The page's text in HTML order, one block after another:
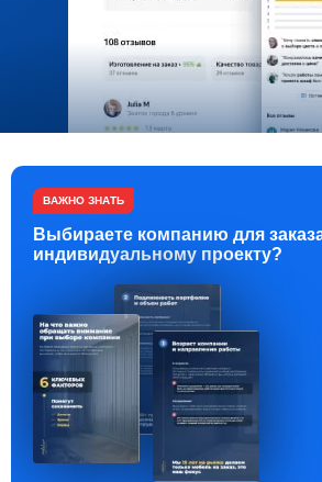
ВАЖНО ЗНАТЬ
Выбираете компанию для
индивидуальному проекту?